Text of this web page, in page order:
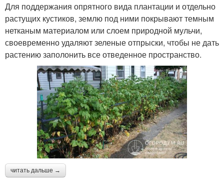
Для поддержания опрятного вида плантации и отдельно
растущих кустиков, землю под ними покрывают темным
нетканым материалом или слоем природной мульчи,
своевременно удаляют зеленые отпрыски, чтобы не дать
растению заполонить все отведенное пространство.
читать дальше →